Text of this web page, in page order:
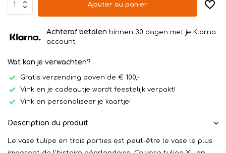
Ajouter au panier
Achteraf betalen binnen 30 dagen met je Klarna
account
Wat kan je verwachten?
Gratis verzending boven de € 100,-
Vink en je cadeautje wordt feestelijk verpakt!
Vink en personaliseer je kaartje!
Description du produit
Le vase tulipe en trois parties est peut-être le vase le plus